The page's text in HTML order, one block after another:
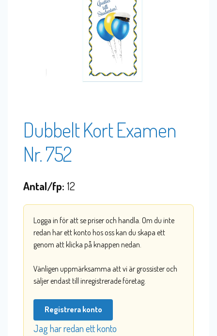
Dubbelt Kort Examen
Nr. 752
Antal/fp: 12
Logga in för att se priser och handla. Om du inte
redan har ett konto hos oss kan du skapa ett
genom att klicka på knappen nedan.
Vänligen uppmärksamma att vi är grossister och
säljer endast till inregistrerade företag.
Registrera konto
Jag har redan ett konto